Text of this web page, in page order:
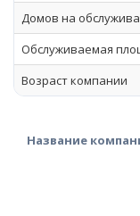
Домов на
Обслуживаемая
Возраст компании
Название